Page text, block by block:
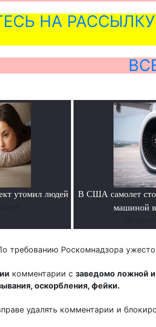
НА
утомил людей
В США самолет
машиной
требованию Роскомнадзора
комментарии с заведомо ложной
оскорбления, фейки.
удалять комментарии и